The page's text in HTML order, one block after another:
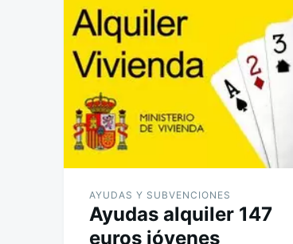
AYUDAS Y SUBVENCIONES
Ayudas alquiler 147
euros jóvenes